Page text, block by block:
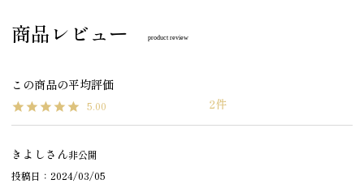
商品レビュー product review
5.00 2
きよし
非公開
投稿日
2024/03/05